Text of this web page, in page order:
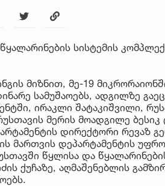
სისტემის
მიზნით, მე-19
სამუშაოებს, ადგილზე
ირაკლი შატაკიშვილი,
მერის მოადგილე ბესიკ
დირექტორი რევაზ
მართვის დეპარტამენტის
წყლისა და
ქუჩაზე, აღმაშენებლის